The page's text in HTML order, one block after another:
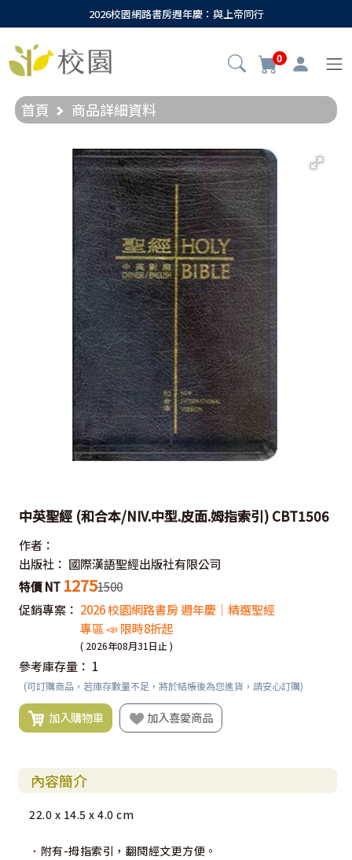
2026校園網路書房週年慶：與上帝同行
0
首頁 商品詳細資料
中英聖經 (和合本/NIV.中型.皮面.姆指索引) CBT1506
作者：
出版社： 國際漢語聖經出版社有限公司
特價 NT 12751500
促銷專案： 2026 校園網路書房 週年慶｜精選聖經
專區 📣 限時8折起
( 2026年08月31日止 )
參考庫存量： 1
(可訂購商品，若庫存數量不足，將於結帳後為您進貨，請安心訂購)
加入購物車 加入喜愛商品
內容簡介
22.0 x 14.5 x 4.0 cm
．附有-拇指索引，翻閱經文更方便。